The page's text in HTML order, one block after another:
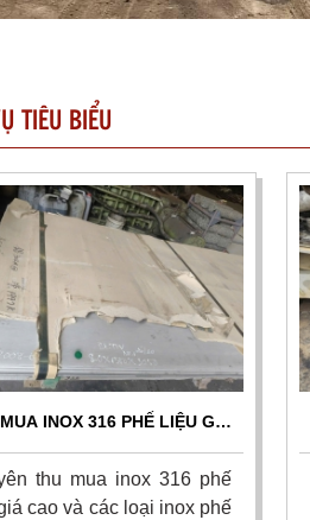
TIÊU BIỂU
INOX 316 PHẾ LIỆU GIÁ
thu mua inox 316 phế
cao và các loại inox phế